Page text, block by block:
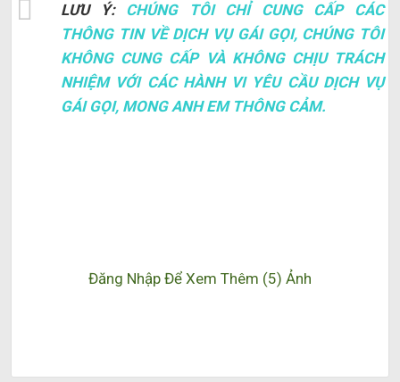
LƯU Ý: CHÚNG TÔI CHỈ CUNG CẤP CÁC
THÔNG TIN VỀ DỊCH VỤ GÁI GỌI, CHÚNG TÔI
KHÔNG CUNG CẤP VÀ KHÔNG CHỊU TRÁCH
NHIỆM VỚI CÁC HÀNH VI YÊU CẦU DỊCH VỤ
GÁI GỌI, MONG ANH EM THÔNG CẢM.
Đăng Nhập Để Xem Thêm (5) Ảnh